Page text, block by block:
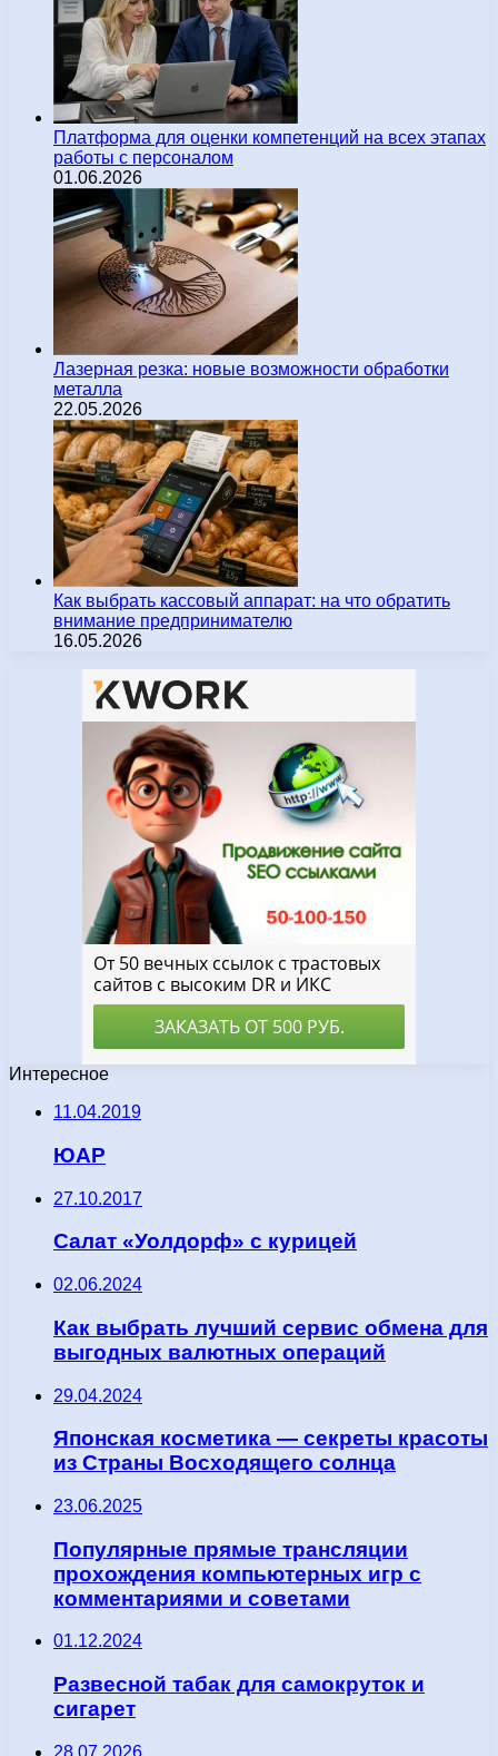
Платформа для оценки компетенций на всех этапах
работы с персоналом
01.06.2026
Лазерная резка: новые возможности обработки
металла
22.05.2026
Как выбрать кассовый аппарат: на что обратить
внимание предпринимателю
16.05.2026
Интересное
11.04.2019
ЮАР
27.10.2017
Салат «Уолдорф» с курицей
02.06.2024
Как выбрать лучший сервис обмена для
выгодных валютных операций
29.04.2024
Японская косметика — секреты красоты
из Страны Восходящего солнца
23.06.2025
Популярные прямые трансляции
прохождения компьютерных игр с
комментариями и советами
01.12.2024
Развесной табак для самокруток и
сигарет
28.07.2026